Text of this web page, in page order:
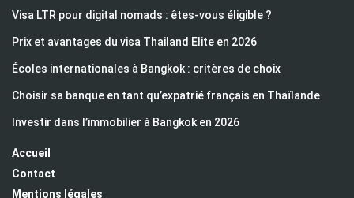
Visa LTR pour digital nomads : êtes-vous éligible ?
Prix et avantages du visa Thailand Elite en 2026
Écoles internationales à Bangkok : critères de choix
Choisir sa banque en tant qu’expatrié français en Thaïlande
Investir dans l’immobilier à Bangkok en 2026
Accueil
Contact
Mentions légales